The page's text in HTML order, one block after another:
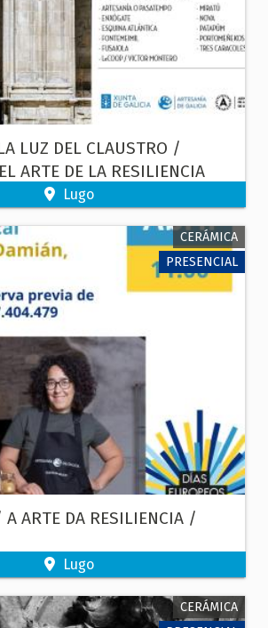
LUZ DEL CLAUSTRO /
ARTE DE LA RESILIENCIA
Lugo
CERÁMICA
PRESENCIAL
ARTE DA RESILIENCIA /
Lugo
CERÁMICA